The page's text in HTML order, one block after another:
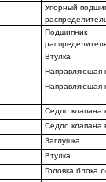
Упорный
Подшипник
Втулка
Направляющая
Направляющая
Седло клапана
Седло клапана
Заглушка
Втулка
Головка блока